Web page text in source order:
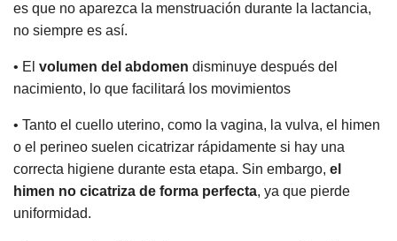
es que no aparezca la menstruación durante la lactancia,
no siempre es así.
• El volumen del abdomen disminuye después del
nacimiento, lo que facilitará los movimientos
• Tanto el cuello uterino, como la vagina, la vulva, el himen
o el perineo suelen cicatrizar rápidamente si hay una
correcta higiene durante esta etapa. Sin embargo, el
himen no cicatriza de forma perfecta, ya que pierde
uniformidad.